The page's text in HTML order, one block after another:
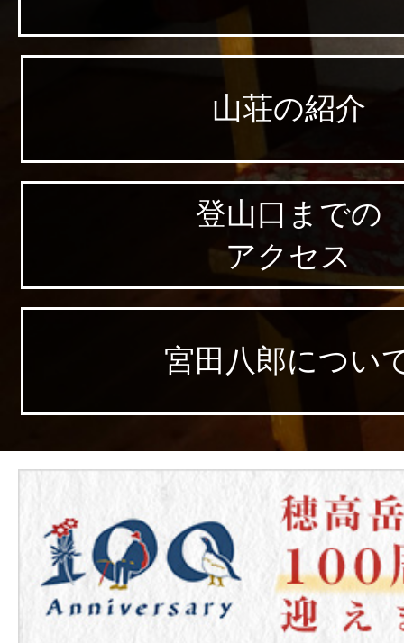
山荘の紹介
登山口までの
アクセス
宮田八郎につい